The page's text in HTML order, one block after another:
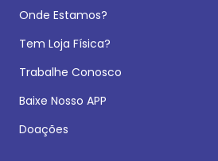
Onde Estamos?
Tem Loja Física?
Trabalhe Conosco
Baixe Nosso APP
Doações